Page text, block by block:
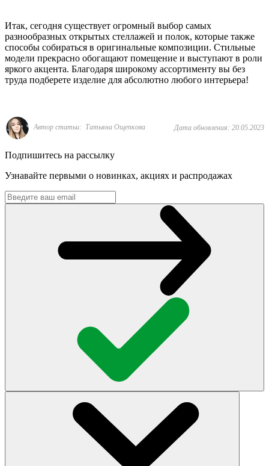
Итак, сегодня существует огромный выбор самых
разнообразных открытых стеллажей и полок, которые также
способы собираться в оригинальные композиции. Стильные
модели прекрасно обогащают помещение и выступают в роли
яркого акцента. Благодаря широкому ассортименту вы без
труда подберете изделие для абсолютно любого интерьера!
Автор статьи: Татьяна Ощепкова Дата обновления: 20.05.2023
Подпишитесь на рассылку
Узнавайте первыми о новинках, акциях и распродажах